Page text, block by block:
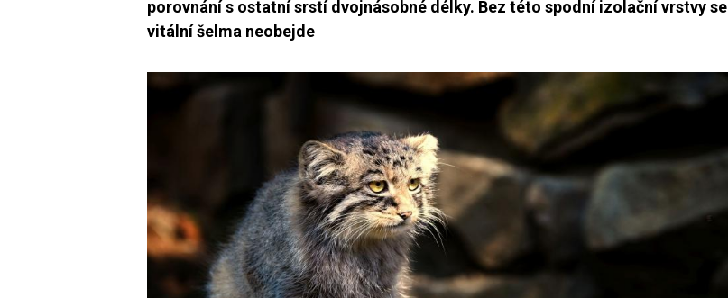
porovnání s ostatní srstí dvojnásobné délky. Bez této spodní izolační vrstvy se
vitální šelma neobejde